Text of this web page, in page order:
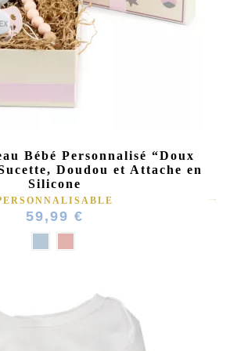
Bébé Personnalisé “Doux
Doudou et Attache en
Silicone
59,99 €